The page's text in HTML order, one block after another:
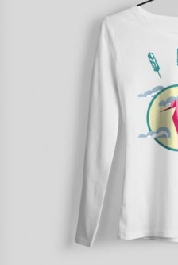
colibri